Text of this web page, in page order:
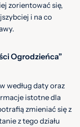
zorientować się,
i na co
Ogrodzieńca”
według daty oraz
istotne dla
zmieniać się z
z tego działu